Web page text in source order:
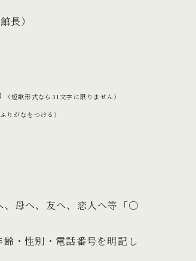
）
（短歌形式なら31文字に限りません）
りがなをつける）
母へ、友へ、恋人へ等「〇
別・電話番号を明記し